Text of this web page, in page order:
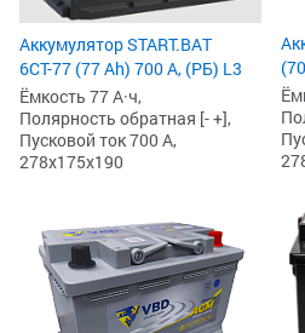
Аккумулятор START.BAT
6СТ-77 (77 Ah) 700 А, (РБ) L3
Ёмкость 77 А·ч,
Полярность обратная [- +],
Пусковой ток 700 А,
278x175x190